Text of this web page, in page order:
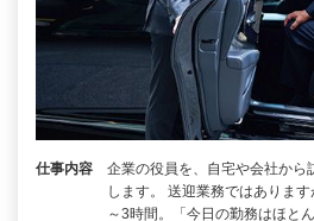
仕事内容
企業の役員を、自宅や会社から
します。 送迎業務ではありま
～3時間。「今日の勤務はほと